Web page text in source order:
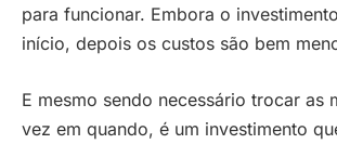
para funcionar. Embora o
início, depois os custos são bem
E mesmo sendo necessário trocar as
vez em quando, é um investimento